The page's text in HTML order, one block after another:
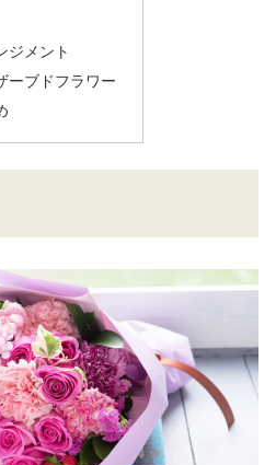
ジメント
ーブドフラワー